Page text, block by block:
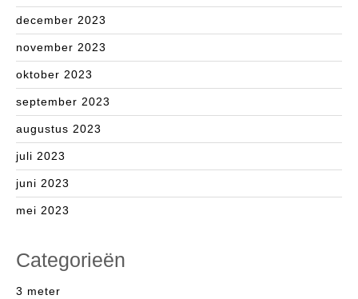
december 2023
november 2023
oktober 2023
september 2023
augustus 2023
juli 2023
juni 2023
mei 2023
Categorieën
3 meter